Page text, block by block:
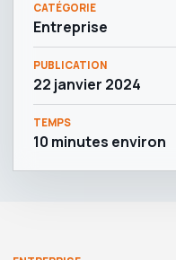
CATÉGORIE
Entreprise
PUBLICATION
22 janvier 2024
TEMPS
10 minutes environ